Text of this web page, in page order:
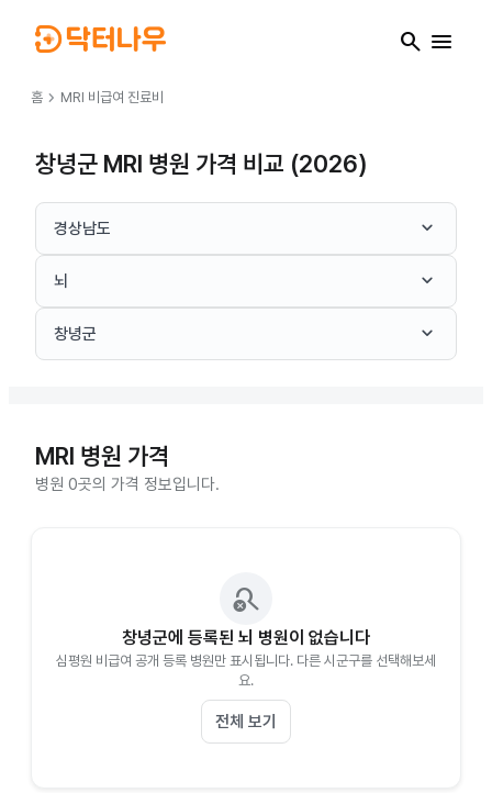
search menu
홈 chevron_right MRI 비급여 진료비
창녕군 MRI 병원 가격 비교 (2026)
경상남도 keyboard_arrow_down
뇌 keyboard_arrow_down
창녕군 keyboard_arrow_down
MRI 병원 가격
병원 0곳의 가격 정보입니다.
search_off
창녕군에 등록된 뇌 병원이 없습니다
심평원 비급여 공개 등록 병원만 표시됩니다. 다른 시군구를 선택해보세
요.
전체 보기